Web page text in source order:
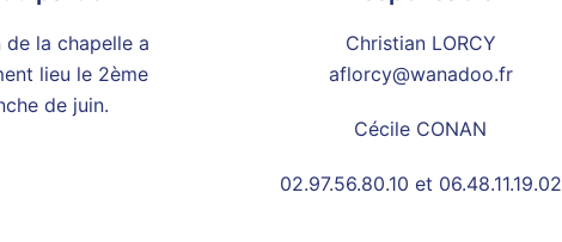
de la chapelle a
lieu le 2ème
de juin.
Christian LORCY
aflorcy@wanadoo.fr
Cécile CONAN
02.97.56.80.10 et 06.48.11.19.02